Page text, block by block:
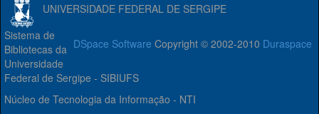
UNIVERSIDADE FEDERAL DE SERGIPE
DSpace Software Copyright © 2002-2010 Duraspace
Sistema de
Bibliotecas da
Universidade
Federal de Sergipe - SIBIUFS
Núcleo de Tecnologia da Informação - NTI